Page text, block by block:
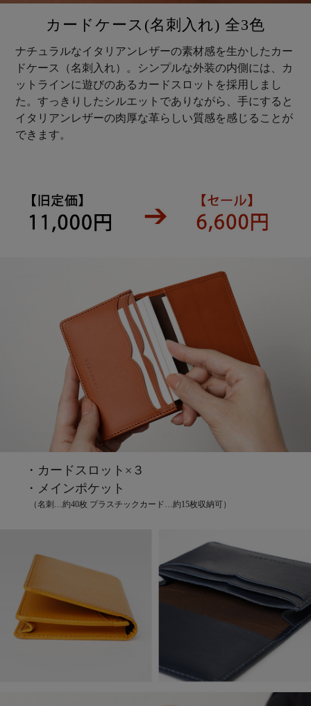
カードケース(名刺入れ) 全3色
ナチュラルなイタリアンレザーの素材感を生かしたカー
ドケース（名刺入れ）。シンプルな外装の内側には、カ
ットラインに遊びのあるカードスロットを採用しまし
た。すっきりしたシルエットでありながら、手にすると
イタリアンレザーの肉厚な革らしい質感を感じることが
できます。
・カードスロット×３
・メインポケット
（名刺…約40枚 プラスチックカード…約15枚収納可）